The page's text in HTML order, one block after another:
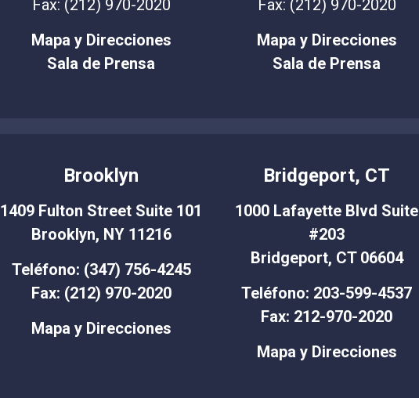
Fax: (212) 970-2020
Mapa y Direcciones
Sala de Prensa
Fax: (212) 970-2020
Mapa y Direcciones
Sala de Prensa
Brooklyn
1409 Fulton Street Suite 101
Brooklyn, NY 11216
Teléfono: (347) 756-4245
Fax: (212) 970-2020
Mapa y Direcciones
Bridgeport, CT
1000 Lafayette Blvd Suite
#203
Bridgeport, CT 06604
Teléfono: 203-599-4537
Fax: 212-970-2020
Mapa y Direcciones